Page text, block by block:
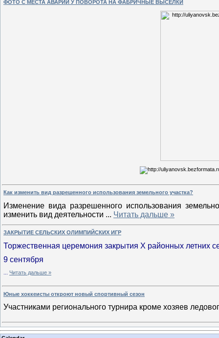
ФОТО С МЕСТА АВАРИИ У ПОВОРОТА НА ФАБРИЧНЫЕ ВЫСЕЛКИ
Как изменить вид разрешенного использования земельного участка?
Изменение вида разрешенного использования
изменить вид деятельности ... Читать дальше »
ЗАКРЫТИЕ СЕЛЬСКИХ ОЛИМПИЙСКИХ ИГР
Торжественная церемония закрытия Х районных летних
9 сентября
Читать дальше »
Юные хоккеисты откроют новый спортивный сезон
Участниками регионального турнира кроме хозяев